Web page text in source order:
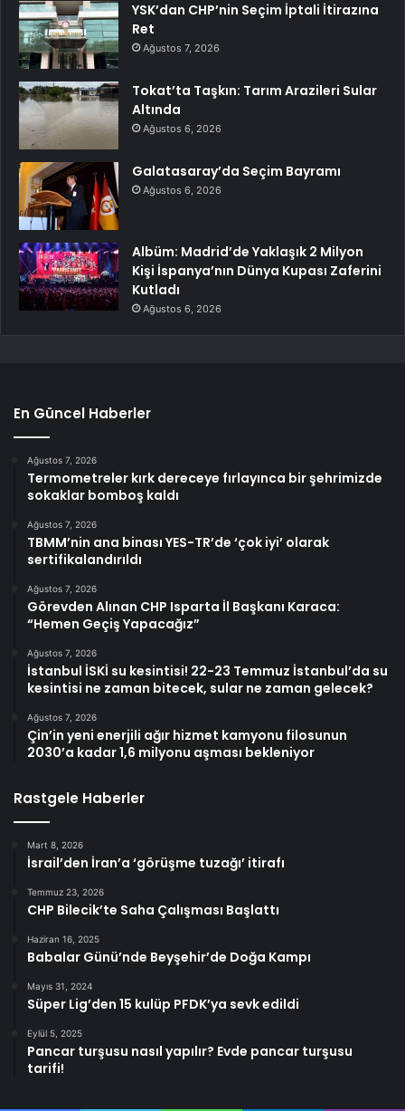
YSK’dan CHP’nin Seçim İptali İtirazına
Ret
Ağustos 7, 2026
Tokat’ta Taşkın: Tarım Arazileri Sular
Altında
Ağustos 6, 2026
Galatasaray’da Seçim Bayramı
Ağustos 6, 2026
Albüm: Madrid’de Yaklaşık 2 Milyon
Kişi İspanya’nın Dünya Kupası Zaferini
Kutladı
Ağustos 6, 2026
En Güncel Haberler
Ağustos 7, 2026
Termometreler kırk dereceye fırlayınca bir şehrimizde
sokaklar bomboş kaldı
Ağustos 7, 2026
TBMM’nin ana binası YES-TR’de ‘çok iyi’ olarak
sertifikalandırıldı
Ağustos 7, 2026
Görevden Alınan CHP Isparta İl Başkanı Karaca:
“Hemen Geçiş Yapacağız”
Ağustos 7, 2026
İstanbul İSKİ su kesintisi! 22-23 Temmuz İstanbul’da su
kesintisi ne zaman bitecek, sular ne zaman gelecek?
Ağustos 7, 2026
Çin’in yeni enerjili ağır hizmet kamyonu filosunun
2030’a kadar 1,6 milyonu aşması bekleniyor
Rastgele Haberler
Mart 8, 2026
İsrail’den İran’a ‘görüşme tuzağı’ itirafı
Temmuz 23, 2026
CHP Bilecik’te Saha Çalışması Başlattı
Haziran 16, 2025
Babalar Günü’nde Beyşehir’de Doğa Kampı
Mayıs 31, 2024
Süper Lig’den 15 kulüp PFDK’ya sevk edildi
Eylül 5, 2025
Pancar turşusu nasıl yapılır? Evde pancar turşusu
tarifi!